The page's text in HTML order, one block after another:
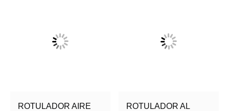
ROTULADOR AIRE
ROTULADOR AL